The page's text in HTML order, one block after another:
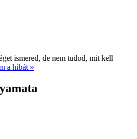
ismered, de nem tudod, mit kell
a hibát »